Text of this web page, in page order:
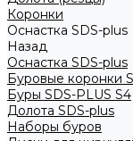
Коронки
Оснастка SDS-plus
Назад
Оснастка SDS-plus
Буровые коронки
Буры SDS-PLUS S4
Долота SDS-plus
Наборы буров